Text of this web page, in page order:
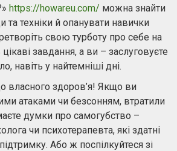
https://howareu.com/ можна знайти
та техніки й опанувати навички
свою турботу про себе на
завдання, а ви – заслуговуєте
навіть у найтемніші дні.
власного здоров’я! Якщо ви
атаками чи безсонням, втратили
думки про самогубство –
чи психотерапевта, які здатні
Або ж поспілкуйтеся зі